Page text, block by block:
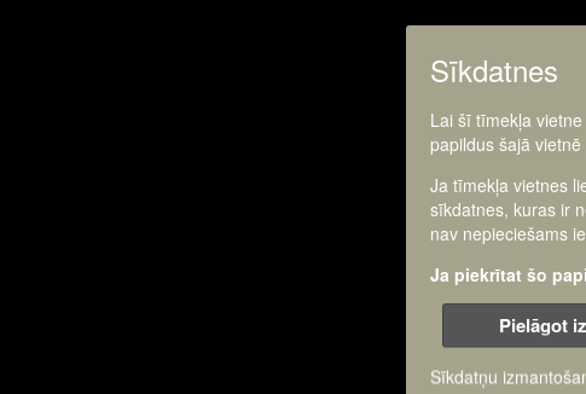
Sīkdatnes
Lai šī tīmekļa
papildus šajā
Ja tīmekļa vietnes
sīkdatnes, kuras ir
nav nepieciešams
Ja piekrītat šo
Pielāgot
Sīkdatņu